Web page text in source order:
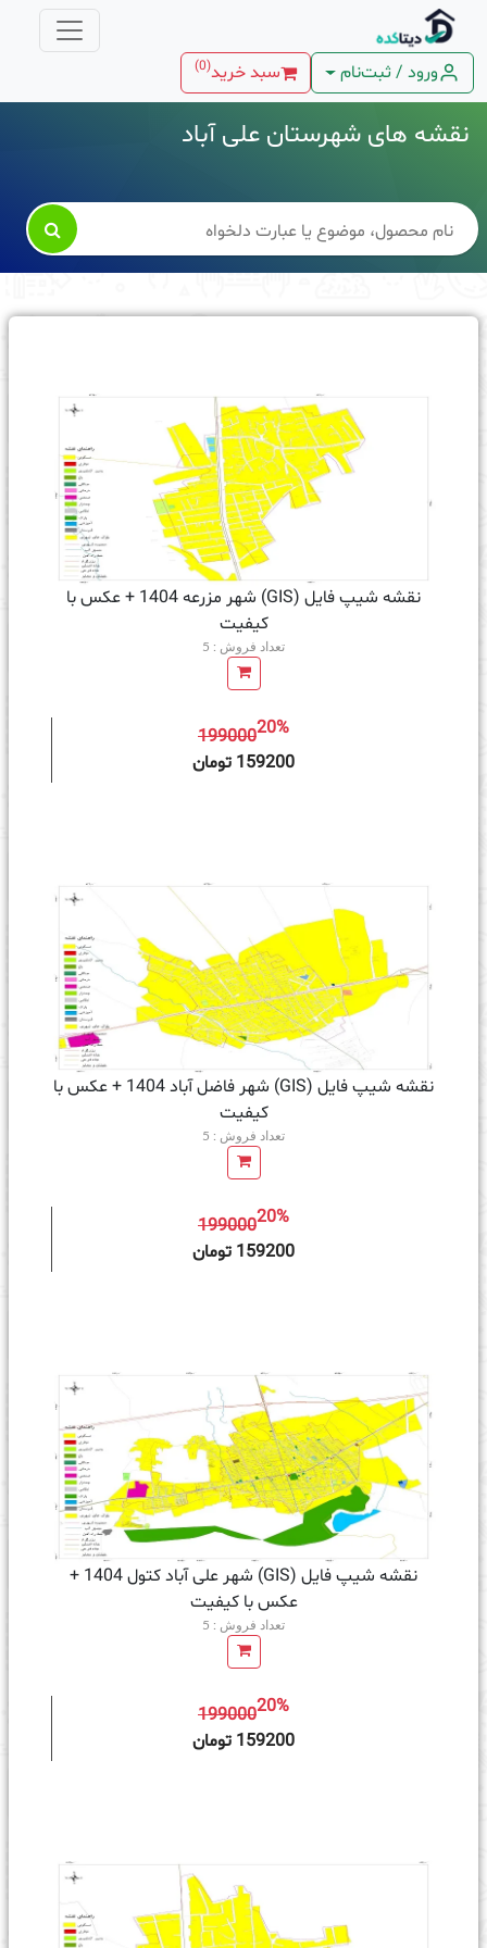
ورود / ثبت‌نام سبد خرید(
0
)
نقشه های شهرستان علی آباد

نقشه شیپ فایل (GIS) شهر مزرعه 1404 + عکس با
کیفیت
تعداد فروش : 5
19900020%
159200 تومان
نقشه شیپ فایل (GIS) شهر فاضل آباد 1404 + عکس با
کیفیت
تعداد فروش : 5
19900020%
159200 تومان
نقشه شیپ فایل (GIS) شهر علی آباد کتول 1404 +
عکس با کیفیت
تعداد فروش : 5
19900020%
159200 تومان